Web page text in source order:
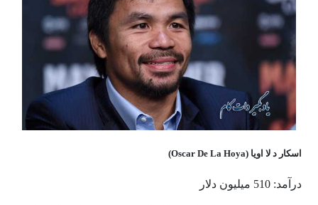
اسکار د لا اویا (Oscar De La Hoya)
درآمد: 510 میلیون دلار